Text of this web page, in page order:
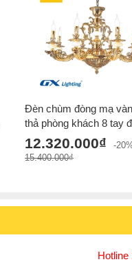
Đèn chùm đòng mạ
thả phòng khách 8 tay
12.320.000₫
-
15.400.000₫
Hotline